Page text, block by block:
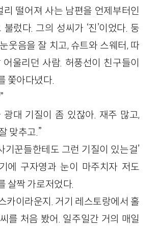
리 떨어져 사는 남편을 언제부터인
불렀다. 그의 성씨가 ‘진’이었다. 둥
웃음을 잘 치고, 슈트와 스웨터, 따
울리던 사람. 허풍선이 친구들이
쫓아다녔다.
광대 기질이 좀 있잖아. 재주 많고,
맞추고.”
기꾼들한테도 그런 기질이 있는걸’
에 구자영과 눈이 마주치자 저도
살짝 가로저었다.
카이라운지. 거기 레스토랑에서 홀
를 처음 봤어. 일주일간 거의 매일